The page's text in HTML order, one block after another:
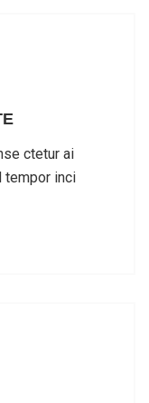
ctetur ai
tempor inci